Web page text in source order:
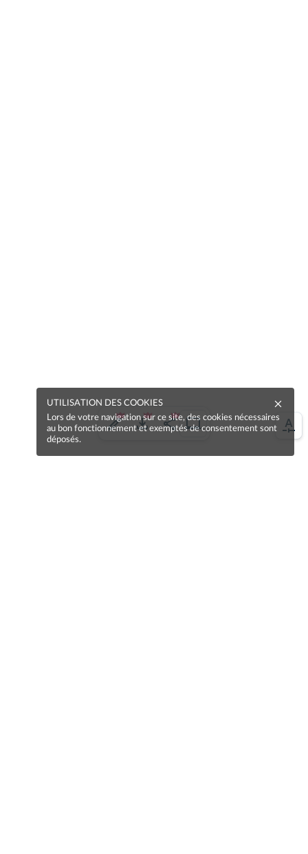
UTILISATION DES COOKIES
Lors de votre navigation sur ce site, des cookies nécessaires
au bon fonctionnement et exemptés de consentement sont
déposés.